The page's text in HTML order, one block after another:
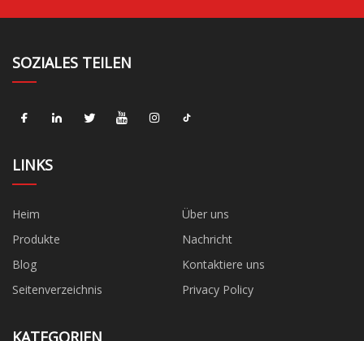
SOZIALES TEILEN
LINKS
Heim
Über uns
Produkte
Nachricht
Blog
Kontaktiere uns
Seitenverzeichnis
Privacy Policy
KATEGORIEN